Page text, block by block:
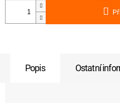
Popis Ostatní